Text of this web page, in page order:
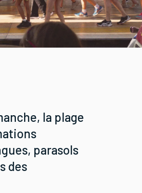
la plage
parasols
des